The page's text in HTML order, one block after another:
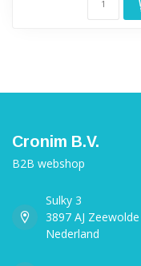
Cronim B.V.
B2B webshop
Sulky 3
3897 AJ Zeewolde
Nederland